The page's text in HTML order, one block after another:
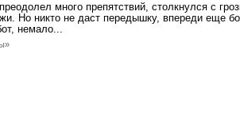
много препятствий, столкнулся с
Но никто не даст передышку, впереди еще
немало...